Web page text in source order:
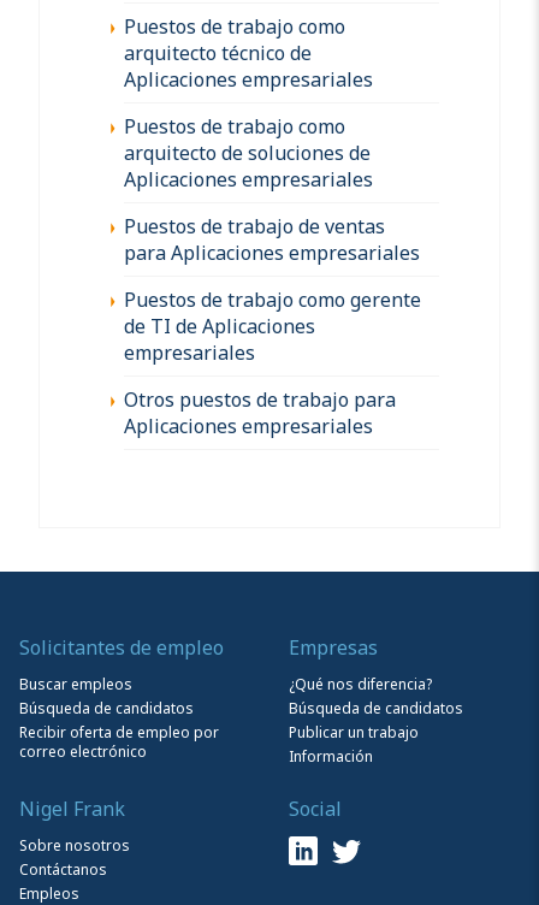
Puestos de trabajo como
arquitecto técnico de
Aplicaciones empresariales
Puestos de trabajo como
arquitecto de soluciones de
Aplicaciones empresariales
Puestos de trabajo de ventas
para Aplicaciones empresariales
Puestos de trabajo como gerente
de TI de Aplicaciones
empresariales
Otros puestos de trabajo para
Aplicaciones empresariales
Solicitantes de empleo
Buscar empleos
Búsqueda de candidatos
Recibir oferta de empleo por
correo electrónico
Empresas
¿Qué nos diferencia?
Búsqueda de candidatos
Publicar un trabajo
Información
Nigel Frank
Sobre nosotros
Contáctanos
Empleos
Social